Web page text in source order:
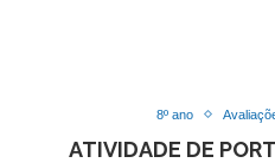
8º ano
ATIVIDADE DE